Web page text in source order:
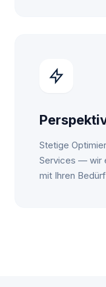
Stetige
Services — wir
mit Ihren